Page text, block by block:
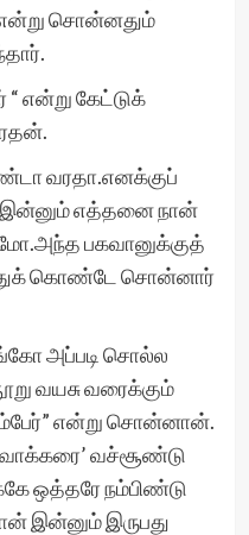
சொன்னதும்
“ என்று கேட்டுக்
வரதா.எனக்குப்
எத்தனை நான்
பகவானுக்குத்
கொண்டே சொன்னார்
அப்படி சொல்ல
வயசு வரைக்கும்
என்று சொன்னான்.
வச்சூண்டு
ஒத்தரே நம்பிண்டு
இன்னும் இருபது